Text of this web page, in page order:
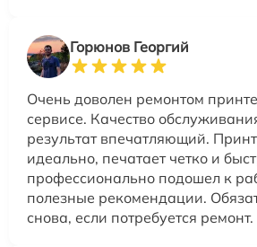
Горюнов Георгий
Очень доволен ремонтом
сервисе. Качество
результат впечатляющий.
идеально, печатает четко и
профессионально подошел к
полезные рекомендации.
снова, если потребуется